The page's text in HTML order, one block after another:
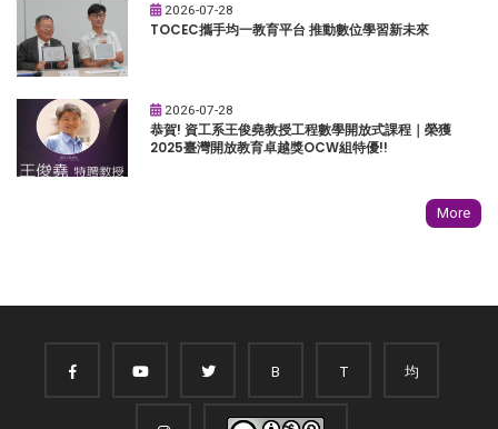
2026-07-28
TOCEC攜手均一教育平台 推動數位學習新未來
2026-07-28
恭賀! 資工系王俊堯教授工程數學開放式課程｜榮獲
2025臺灣開放教育卓越獎OCW組特優!!
More
B T 均